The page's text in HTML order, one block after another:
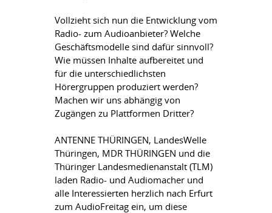
Vollzieht sich nun die Entwicklung vom
Radio- zum Audioanbieter? Welche
Geschäftsmodelle sind dafür sinnvoll?
Wie müssen Inhalte aufbereitet und
für die unterschiedlichsten
Hörergruppen produziert werden?
Machen wir uns abhängig von
Zugängen zu Plattformen Dritter?
ANTENNE THÜRINGEN, LandesWelle
Thüringen, MDR THÜRINGEN und die
Thüringer Landesmedienanstalt (TLM)
laden Radio- und Audiomacher und
alle Interessierten herzlich nach Erfurt
zum AudioFreitag ein, um diese